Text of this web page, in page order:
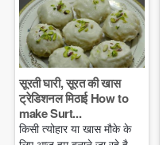
सूरती घारी, सूरत की खास
ट्रेडिशनल मिठाई How to
make Surt...
किसी त्योहार या खास मौके के